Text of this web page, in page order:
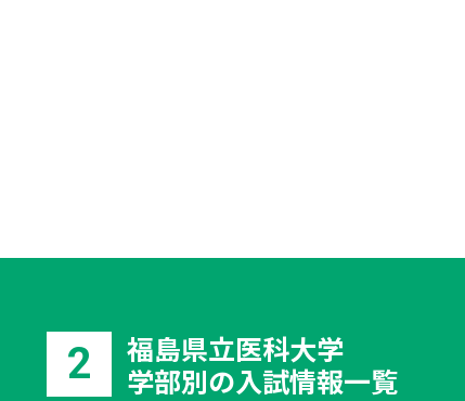
2
福島県立医科大学
学部別の入試情報一覧